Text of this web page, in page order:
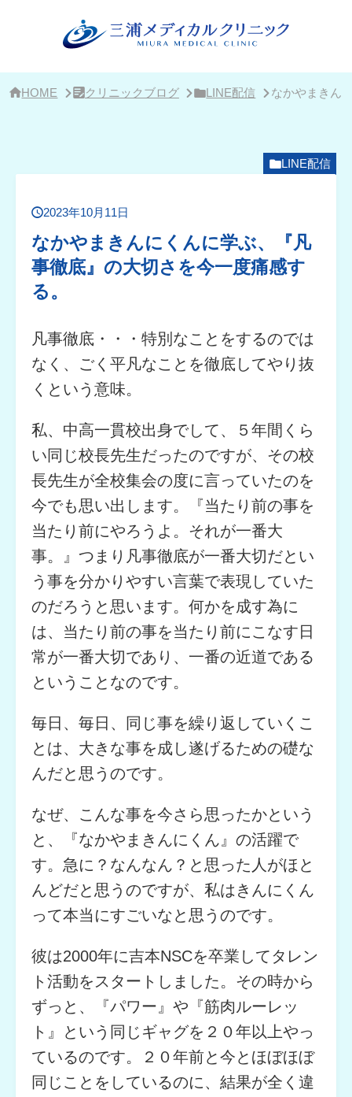
HOME クリニックブログ LINE配信 なかやまきん
LINE配信
2023年10月11日
なかやまきんにくんに学ぶ、『凡
事徹底』の大切さを今一度痛感す
る。
凡事徹底・・・特別なことをするのでは
なく、ごく平凡なことを徹底してやり抜
くという意味。
私、中高一貫校出身でして、５年間くら
い同じ校長先生だったのですが、その校
長先生が全校集会の度に言っていたのを
今でも思い出します。『当たり前の事を
当たり前にやろうよ。それが一番大
事。』つまり凡事徹底が一番大切だとい
う事を分かりやすい言葉で表現していた
のだろうと思います。何かを成す為に
は、当たり前の事を当たり前にこなす日
常が一番大切であり、一番の近道である
ということなのです。
毎日、毎日、同じ事を繰り返していくこ
とは、大きな事を成し遂げるための礎な
んだと思うのです。
なぜ、こんな事を今さら思ったかという
と、『なかやまきんにくん』の活躍で
す。急に？なんなん？と思った人がほと
んどだと思うのですが、私はきんにくん
って本当にすごいなと思うのです。
彼は2000年に吉本NSCを卒業してタレン
ト活動をスタートしました。その時から
ずっと、『パワー』や『筋肉ルーレッ
ト』という同じギャグを２０年以上やっ
ているのです。２０年前と今とほぼほぼ
同じことをしているのに、結果が全く違